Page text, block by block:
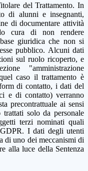
del Trattamento. In
di alunni e insegnanti,
di documentare attività
cura di non rendere
giuridica che non si
pubblico. Alcuni dati
sul ruolo ricoperto, e
"amministrazione
caso il trattamento è
di contatto, i dati del
e di contatto) verranno
precontrattuale ai sensi
solo da personale
terzi nominati quali
I dati degli utenti
di uno dei meccanismi di
alla luce della Sentenza